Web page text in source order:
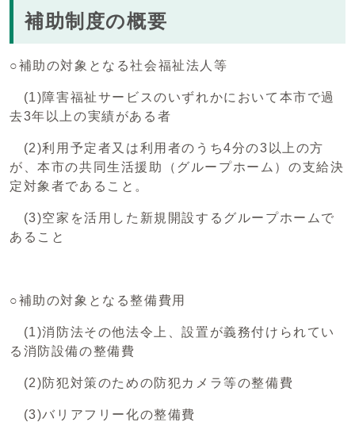
補助制度の概要
○補助の対象となる社会福祉法人等
(1)障害福祉サービスのいずれかにおいて本市で過
去3年以上の実績がある者
(2)利用予定者又は利用者のうち4分の3以上の方
が、本市の共同生活援助（グループホーム）の支給決
定対象者であること。
(3)空家を活用した新規開設するグループホームで
あること
○補助の対象となる整備費用
(1)消防法その他法令上、設置が義務付けられてい
る消防設備の整備費
(2)防犯対策のための防犯カメラ等の整備費
(3)バリアフリー化の整備費